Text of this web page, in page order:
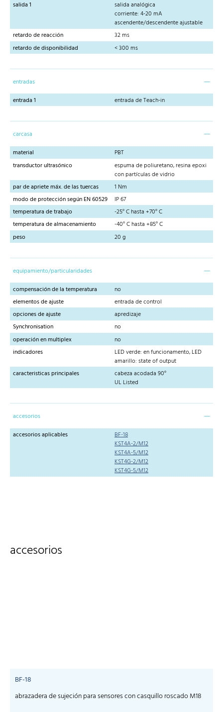
salida 1
salida analógica
corriente: 4-20 mA
ascendente/descendente ajustable
retardo de reacción
32 ms
retardo de disponibilidad
< 300 ms
entradas
entrada 1
entrada de Teach-in
carcasa
material
PBT
transductor ultrasónico
espuma de poliuretano, resina epoxi
con partículas de vidrio
par de apriete máx. de las tuercas
1 Nm
modo de protección según EN 60529
IP 67
temperatura de trabajo
-25° C hasta +70° C
temperatura de almacenamiento
-40° C hasta +85° C
peso
20 g
equipamiento/particularidades
compensación de la temperatura
no
elementos de ajuste
entrada de control
opciones de ajuste
apredizaje
Synchronisation
no
operación en multiplex
no
indicadores
LED verde: en funcionamento, LED
amarillo: state of output
caracteristicas principales
cabeza acodada 90°
UL Listed
accesorios
accesorios aplicables
BF-18
KST4A-2/M12
KST4A-5/M12
KST4G-2/M12
KST4G-5/M12
accesorios
BF-18
abrazadera de sujeción para sensores con casquillo roscado M18